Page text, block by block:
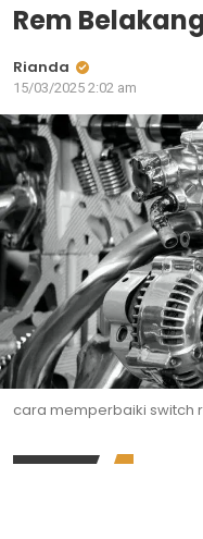
Rem
Rianda
15/03/2025 2:02 am
cara memperbaiki switch